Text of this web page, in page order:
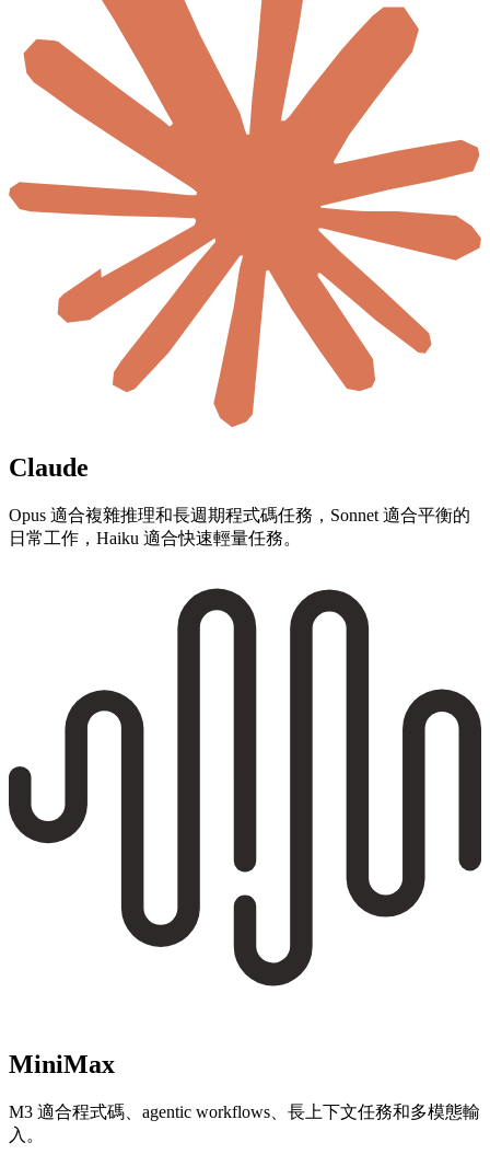
Claude
Opus 適合複雜推理和長週期程式碼任務，Sonnet 適合平衡的
日常工作，Haiku 適合快速輕量任務。
MiniMax
M3 適合程式碼、agentic workflows、長上下文任務和多模態輸
入。